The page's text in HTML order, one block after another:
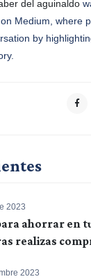
del aguinaldo
on Medium, where
by
2023
ahorrar en
realizas
2023